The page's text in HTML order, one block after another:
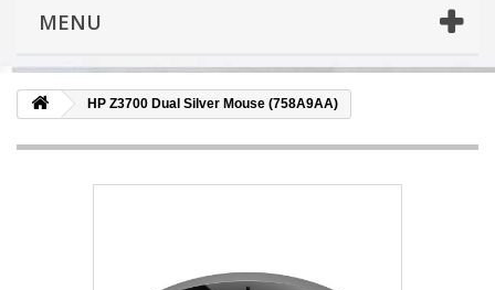
MENU
HP Z3700 Dual Silver Mouse (758A9AA)